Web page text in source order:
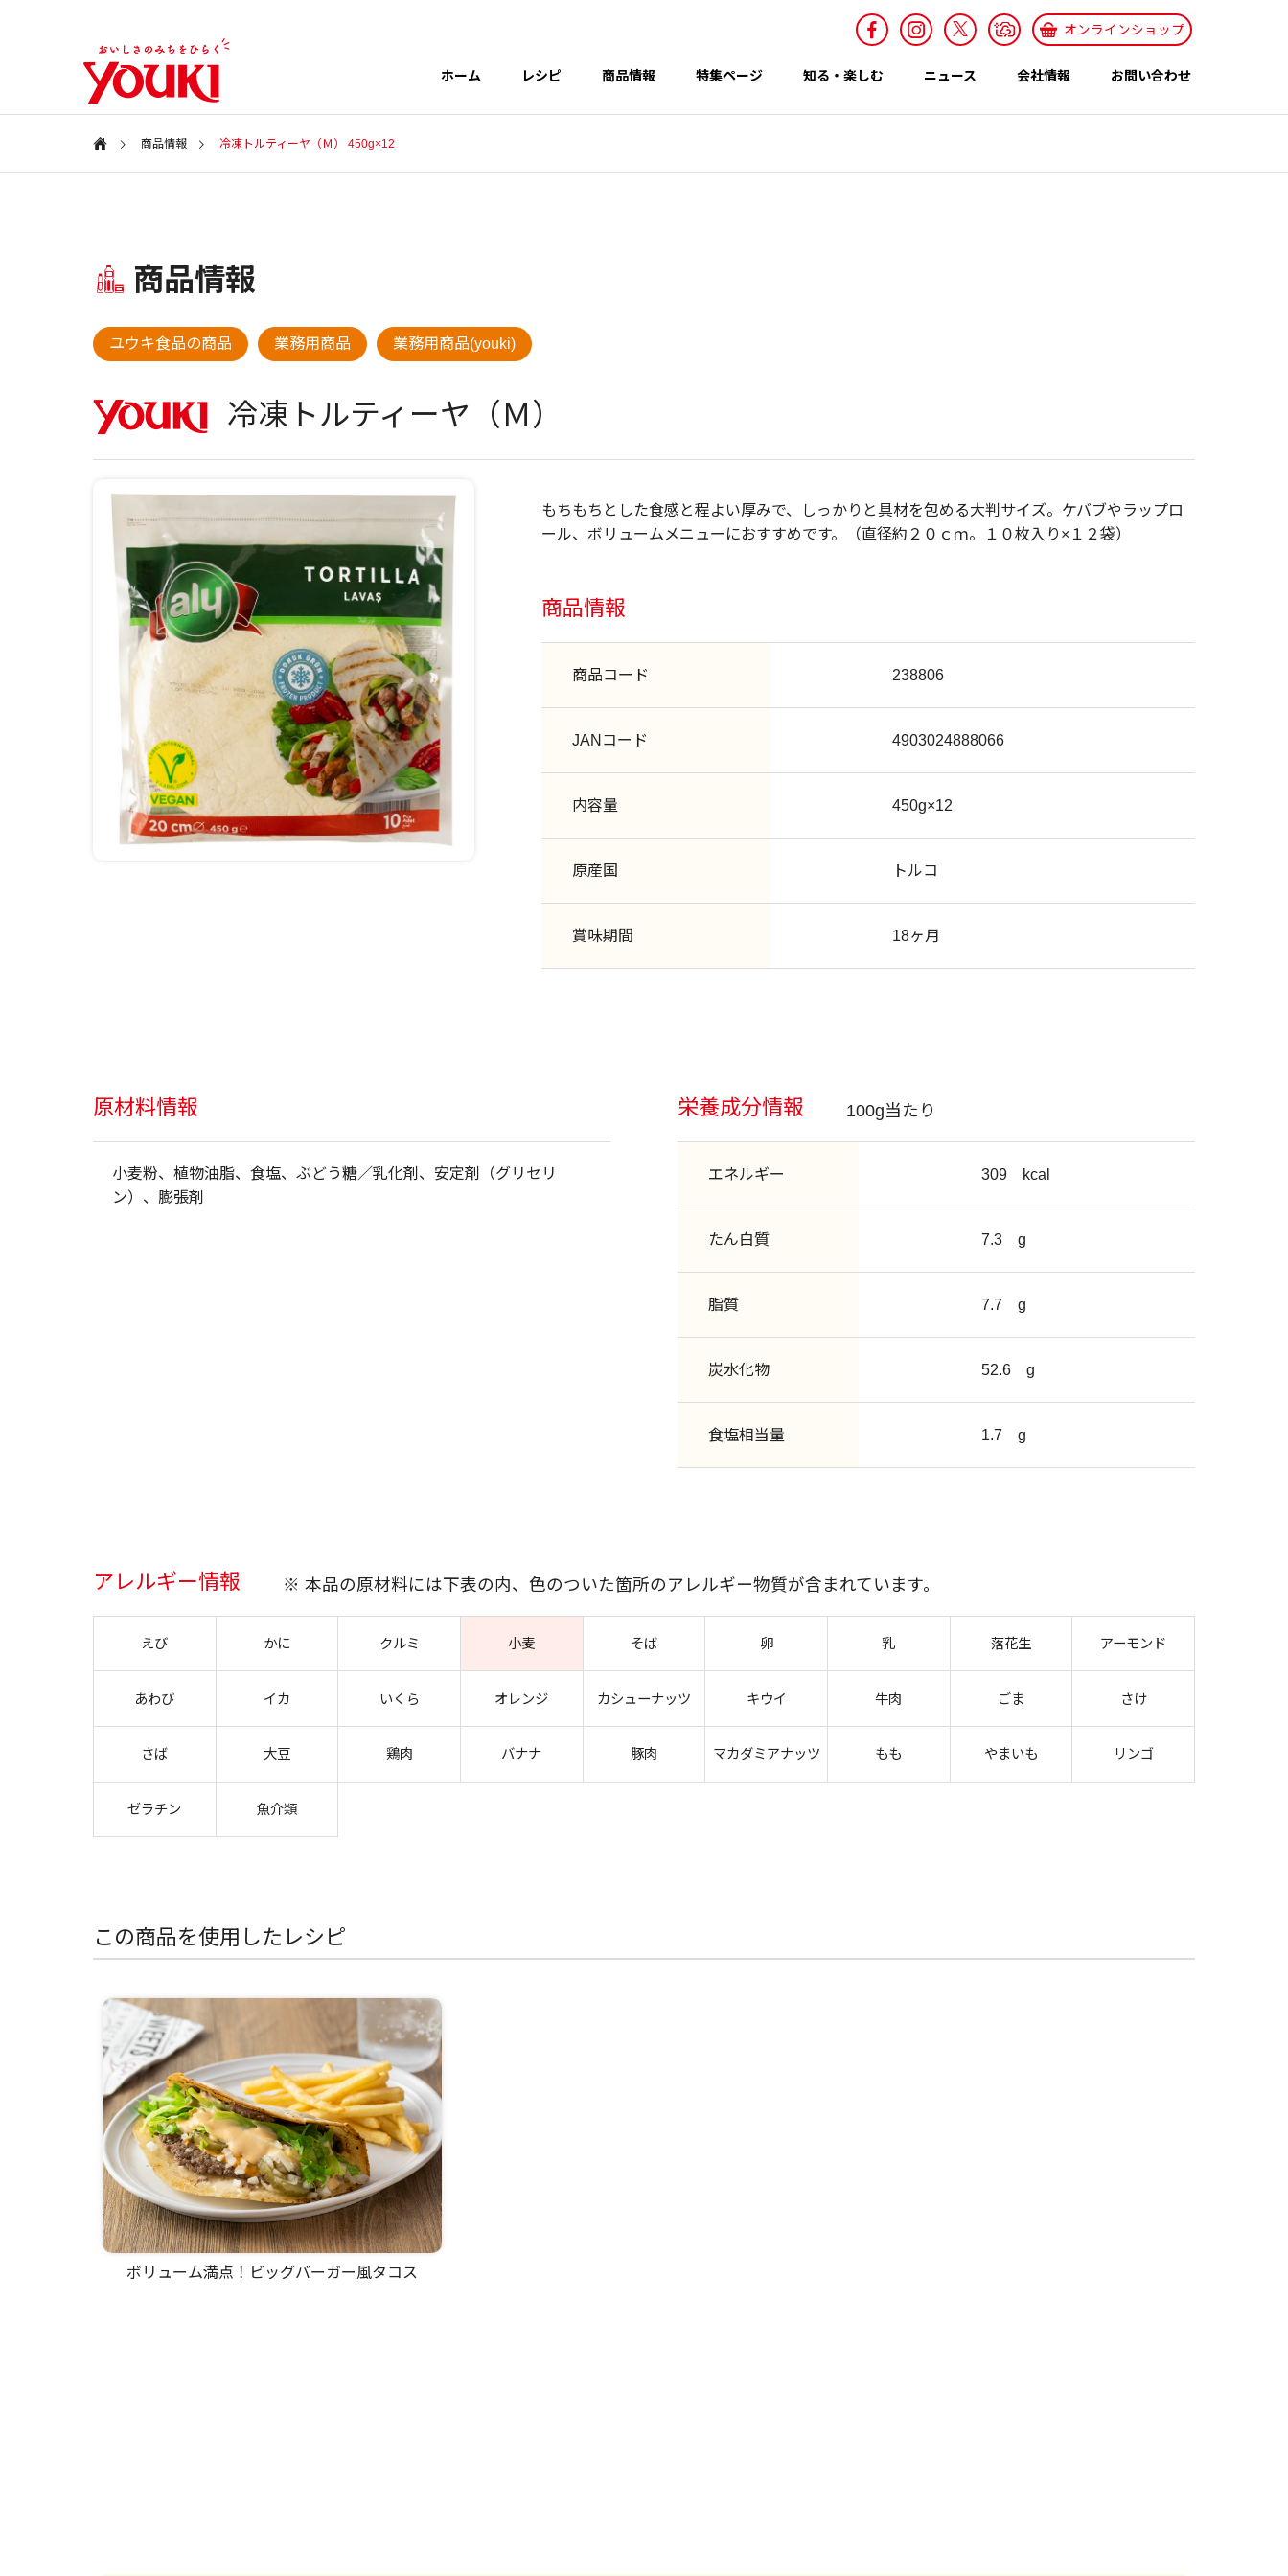
オンラインショップ
ホーム レシピ 商品情報 特集ページ 知る・楽しむ ニュース 会社情報 お問い合わせ
特集ページ
SPECIAL
2026年 春の新商品 2025年 秋の新商品
会社情報
ユウキ食品グループのCSR
商品情報 冷凍トルティーヤ（Ｍ） 450g×12
商品情報
ユウキ食品の商品 業務用商品 業務用商品(youki)
冷凍トルティーヤ（Ｍ）
もちもちとした食感と程よい厚みで、しっかりと具材を包める大判サイズ。ケバブやラップロ
ール、ボリュームメニューにおすすめです。（直径約２０ｃｍ。１０枚入り×１２袋）
商品情報
商品コード 238806
JANコード 4903024888066
内容量 450g×12
原産国 トルコ
賞味期間 18ヶ月
原材料情報
小麦粉、植物油脂、食塩、ぶどう糖／乳化剤、安定剤（グリセリ
ン）、膨張剤
栄養成分情報 100g当たり
エネルギー 309 kcal
たん白質 7.3 g
脂質 7.7 g
炭水化物 52.6 g
食塩相当量 1.7 g
アレルギー情報 ※ 本品の原材料には下表の内、色のついた箇所のアレルギー物質が含まれています。
えび かに クルミ 小麦 そば 卵 乳 落花生 アーモンド
あわび イカ いくら オレンジ カシューナッツ キウイ 牛肉 ごま さけ
さば 大豆 鶏肉 バナナ 豚肉 マカダミアナッツ もも やまいも リンゴ
ゼラチン 魚介類
この商品を使用したレシピ
ボリューム満点！ビッグバーガー風タコス